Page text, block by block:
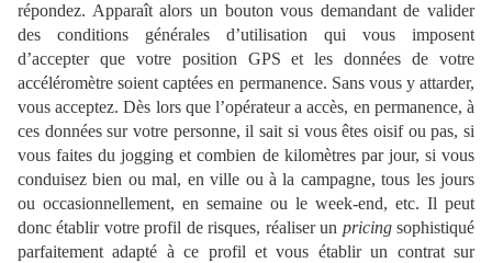
répondez. Apparaît alors un bouton vous demandant de valider
des conditions générales d’utilisation qui vous imposent
d’accepter que votre position GPS et les données de votre
accéléromètre soient captées en permanence. Sans vous y attarder,
vous acceptez. Dès lors que l’opérateur a accès, en permanence, à
ces données sur votre personne, il sait si vous êtes oisif ou pas, si
vous faites du jogging et combien de kilomètres par jour, si vous
conduisez bien ou mal, en ville ou à la campagne, tous les jours
ou occasionnellement, en semaine ou le week-end, etc. Il peut
donc établir votre profil de risques, réaliser un pricingsophistiqué
parfaitement adapté à ce profil et vous établir un contrat sur